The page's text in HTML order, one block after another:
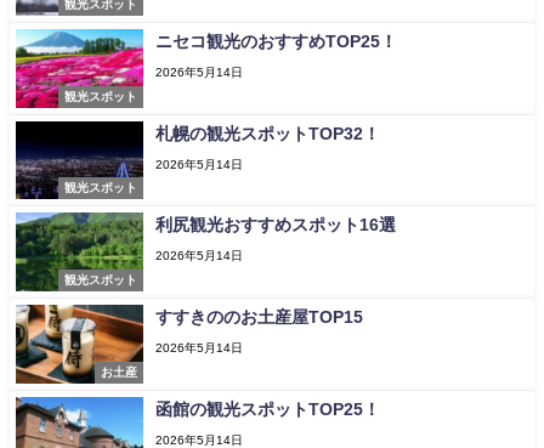
観光スポット
観光スポット
ニセコ観光のおすすめTOP25！
2026年5月14日
観光スポット
札幌の観光スポットTOP32！
2026年5月14日
観光スポット
利尻観光おすすめスポット16選
2026年5月14日
お土産
すすきののお土産屋TOP15
2026年5月14日
函館の観光スポットTOP25！
2026年5月14日